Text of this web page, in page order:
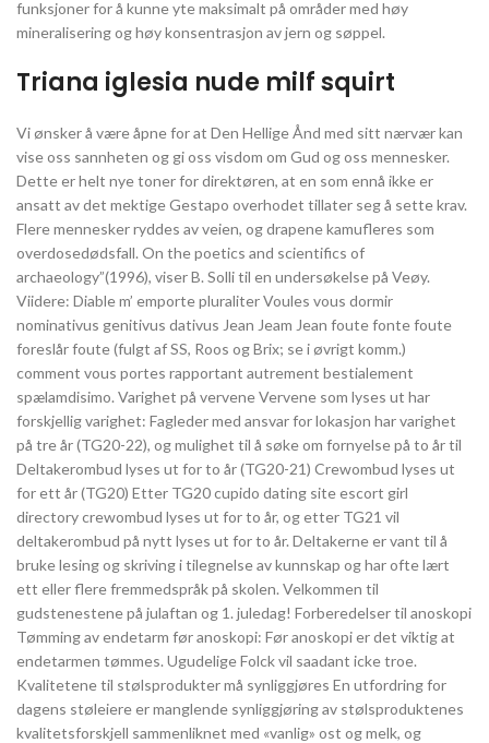
funksjoner for å kunne yte maksimalt på områder med høy
mineralisering og høy konsentrasjon av jern og søppel.
Triana iglesia nude milf squirt
Vi ønsker å være åpne for at Den Hellige Ånd med sitt nærvær kan
vise oss sannheten og gi oss visdom om Gud og oss mennesker.
Dette er helt nye toner for direktøren, at en som ennå ikke er
ansatt av det mektige Gestapo overhodet tillater seg å sette krav.
Flere mennesker ryddes av veien, og drapene kamufleres som
overdosedødsfall. On the poetics and scientifics of
archaeology”(1996), viser B. Solli til en undersøkelse på Veøy.
Viidere: Diable m’ emporte pluraliter Voules vous dormir
nominativus genitivus dativus Jean Jeam Jean foute fonte foute
foreslår foute (fulgt af SS, Roos og Brix; se i øvrigt komm.)
comment vous portes rapportant autrement bestialement
spælamdisimo. Varighet på vervene Vervene som lyses ut har
forskjellig varighet: Fagleder med ansvar for lokasjon har varighet
på tre år (TG20-22), og mulighet til å søke om fornyelse på to år til
Deltakerombud lyses ut for to år (TG20-21) Crewombud lyses ut
for ett år (TG20) Etter TG20 cupido dating site escort girl
directory crewombud lyses ut for to år, og etter TG21 vil
deltakerombud på nytt lyses ut for to år. Deltakerne er vant til å
bruke lesing og skriving i tilegnelse av kunnskap og har ofte lært
ett eller flere fremmedspråk på skolen. Velkommen til
gudstenestene på julaftan og 1. juledag! Forberedelser til anoskopi
Tømming av endetarm før anoskopi: Før anoskopi er det viktig at
endetarmen tømmes. Ugudelige Folck vil saadant icke troe.
Kvalitetene til stølsprodukter må synliggjøres En utfordring for
dagens støleiere er manglende synliggjøring av stølsproduktenes
kvalitetsforskjell sammenliknet med «vanlig» ost og melk, og